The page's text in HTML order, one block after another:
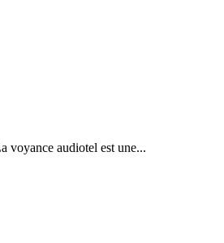
voyance audiotel est une...